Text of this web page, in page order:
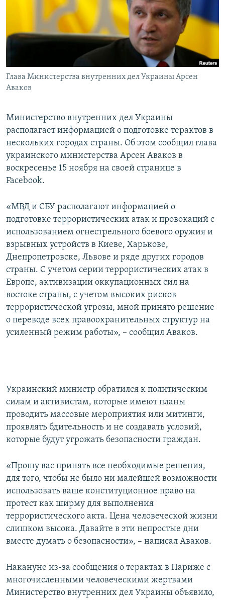
ПОБЕДИТЕЛЕЙ НЕ СУДЯТ?
КРЫМ.НЕПОКОРЕННЫЙ
УКРАИНСКАЯ ПРОБЛЕМА КРЫМА
ПРИСОЕДИНЯЙТЕСЬ!
Все сайты RFE/RL
Глава Министерства внутренних дел Украины Арсен
Аваков
Министерство внутренних дел Украины
располагает информацией о подготовке терактов в
нескольких городах страны. Об этом сообщил глава
украинского министерства Арсен Аваков в
воскресенье 15 ноября на своей странице в
Facebook.
«МВД и СБУ располагают информацией о
подготовке террористических атак и провокаций с
использованием огнестрельного боевого оружия и
взрывных устройств в Киеве, Харькове,
Днепропетровске, Львове и ряде других городов
страны. С учетом серии террористических атак в
Европе, активизации оккупационных сил на
востоке страны, с учетом высоких рисков
террористической угрозы, мной принято решение
о переводе всех правоохранительных структур на
усиленный режим работы», – сообщил Аваков.
Украинский министр обратился к политическим
силам и активистам, которые имеют планы
проводить массовые мероприятия или митинги,
проявлять бдительность и не создавать условий,
которые будут угрожать безопасности граждан.
«Прошу вас принять все необходимые решения,
для того, чтобы не было ни малейшей возможности
использовать ваше конституционное право на
протест как ширму для выполнения
террористического акта. Цена человеческой жизни
слишком высока. Давайте в эти непростые дни
вместе думать о безопасности», – написал Аваков.
Накануне из-за сообщения о терактах в Париже с
многочисленными человеческими жертвами
Министерство внутренних дел Украины объявило,